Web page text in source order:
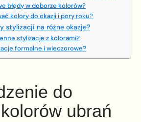
błędy w doborze kolorów?
kolory do okazji i pory roku?
stylizacji na różne okazje?
stylizacje z kolorami?
formalne i wieczorowe?
do
ubrań